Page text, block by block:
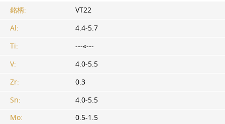
銘柄:
VT22
Al:
4.4-5.7
Ti:
---«---
V:
4.0-5.5
Zr:
0.3
Sn:
4.0-5.5
Mo:
0.5-1.5